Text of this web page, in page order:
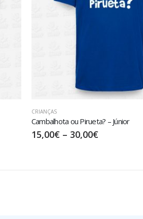
CRIANÇAS
Cambalhota ou Pirueta? – Júnior
15,00€– 30,00€